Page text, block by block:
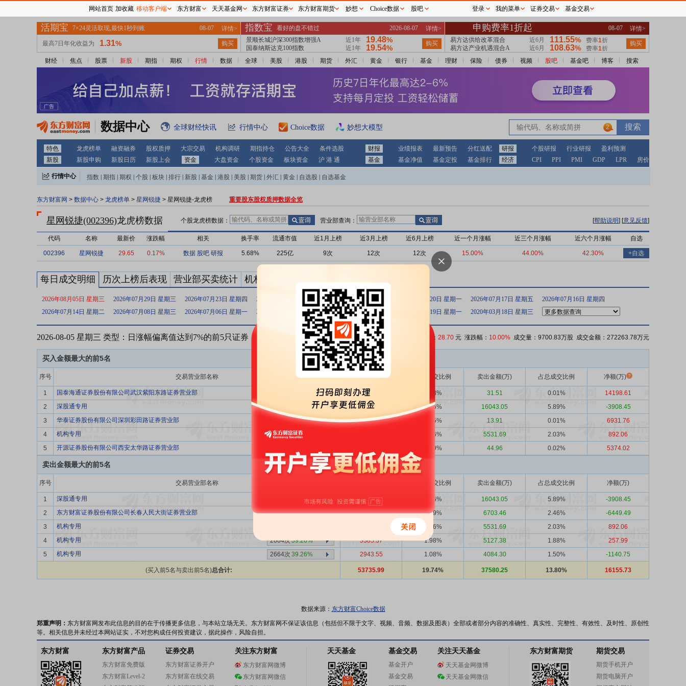
财经 焦点 股票 新股 期指 期权 行情 数据 全球 美股 港股 期货 外汇 黄金 银行 基金 理财 保险 债券 视频 股吧 基金吧 博客 搜索
数据中心 全球财经快讯 行情中心 Choice数据 妙想大模型 2
特色 龙虎榜单 融资融券 股权质押 大宗交易 机构调研 期指持仓 公告大全 条件选股 财报 业绩报表 最新预告 分红送配 研报 个股研报 行业研报
盈利预测
新股
新股申购 新股日历 新股上会 资金 大盘资金 个股资金 板块资金 沪 港 通 基金 基金净值 基金定投 基金排行 经济 CPI PPI PMI GDP LPR 房价
行情中心 指数 期指 期权 个股 板块 排行 新股 基金 港股 美股 期货 外汇 黄金 自选股 自选基金
东方财富网 > 数据中心 > 龙虎榜单 > 星网锐捷 > 星网锐捷-龙虎榜 重要股东股权质押数据全览
星网锐捷(002396)龙虎榜数据 个股龙虎榜数据： 营业部查询： [帮助说明] [意见反馈]
代码 名称 最新价 涨跌幅 相关 换手率 流通市值 近1月上榜 近3月上榜 近6月上榜 近一个月涨幅 近三个月涨幅 近六个月涨幅 自选
002396 星网锐捷 29.65 0.17% 数据 股吧 研报 5.68% 225亿 9次 12次 12次 15.00% 44.00% 42.30% +自选
每日成交明细 历次上榜后表现 营业部买卖统计 机构买卖统计
2026年08月05日 星期三 2026年07月29日 星期三 2026年07月23日 星期四 2026年07月22日 星期三 2026年07月21日 星期二 2026年07月20日 星期一 2026年07月17日 星期五
2026年07月16日 星期四
2026年07月14日 星期二
2026年07月08日 星期三 2026年07月06日 星期一 2026年07月02日 星期四 2023年07月14日 星期五 2021年07月19日 星期一 2020年03月18日 星期三
2026-08-05 星期三 类型：日涨幅偏离值达到7%的前5只证券 收盘价： 28.70 元 涨跌幅： 10.00% 成交量：9700.83万股 成交金额：272263.78万元
买入金额最大的前5名
序号 交易营业部名称 买入金额(万) 占总成交比例 卖出金额(万) 占总成交比例 净额(万)
1 国泰海通证券股份有限公司武汉紫阳东路证券营业部 14230.13 5.23% 31.51 0.01%
14198.61
2
深股通专用 1339次 39.73% 12134.59 4.46% 16043.05 5.89%
-3908.45
3
华泰证券股份有限公司深圳彩田路证券营业部 16次 37.50% 6945.66 2.55% 13.91 0.01%
6931.76
4
机构专用 2664次39.26% 2.36% 5531.69 2.03%
892.06
5
开源证券股份有限公司西安太华路证券营业部 1.99% 44.96 0.02% 5374.02
卖出金额最大的前5名
序号 交易营业部名称 占总成交比例 卖出金额(万) 占总成交比例 净额(万)
1 深股通专用 39.73% 12134.59 4.46% 16043.05 5.89%
-3908.45
2
东方财富证券股份有限公司长春人民大街证券营业部 4次 50.00% 253.96 0.09% 6703.46 2.46%
-6449.49
3
机构专用 2.36% 5531.69 2.03%
892.06
4
机构专用 2664次39.26% 5385.37 1.98% 5127.38 1.88%
257.99
5
机构专用 2664次 39.26% 2943.55 1.08% 4084.30 1.50% -1140.75
(买入前5名与卖出前5名)总合计: 53735.99 19.74% 37580.25 13.80% 16155.73
数据来源： 东方财富Choice数据
郑重声明： 东方财富网发布此信息的目的在于传播更多信息，与本站立场无关。东方财富网不保证该信息（包括但不限于文字、视频、音频、数据及图表）全部或者部分内容的准确性、真实性、完整性、有效性、及时性、原创性
等。相关信息并未经过本网站证实，不对您构成任何投资建议，据此操作，风险自担。
网站首页 加收藏 移动客户端 东方财富 天天基金网 东方财富证券 东方财富期货 妙想 Choice数据 股吧 登录 我的菜单 证券交易 基金交易